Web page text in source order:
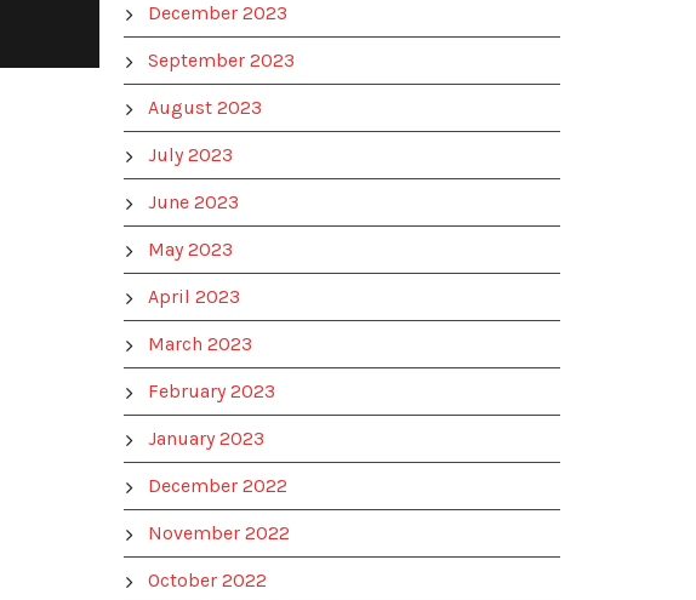
December 2023
September 2023
August 2023
July 2023
June 2023
May 2023
April 2023
March 2023
February 2023
January 2023
December 2022
November 2022
October 2022